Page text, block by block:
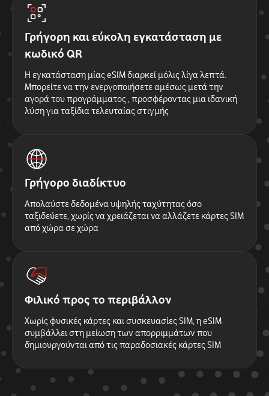
Γρήγορη και εύκολη εγκατάσταση με
κωδικό QR
Η εγκατάσταση μίας eSIM διαρκεί μόλις λίγα λεπτά.
Μπορείτε να την ενεργοποιήσετε αμέσως μετά την
αγορά του προγράμματος , προσφέροντας μια ιδανική
λύση για ταξίδια τελευταίας στιγμής
Γρήγορο διαδίκτυο
Απολαύστε δεδομένα υψηλής ταχύτητας όσο
ταξιδεύετε, χωρίς να χρειάζεται να αλλάζετε κάρτες SIM
από χώρα σε χώρα
Φιλικό προς το περιβάλλον
Χωρίς φυσικές κάρτες και συσκευασίες SIM, η eSIM
συμβάλλει στη μείωση των απορριμμάτων που
δημιουργούνται από τις παραδοσιακές κάρτες SIM